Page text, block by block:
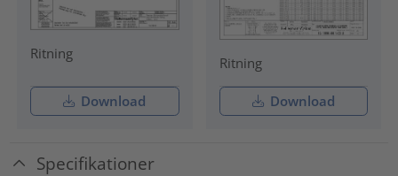
Ritning
Download
Ritning
Download
Specifikationer